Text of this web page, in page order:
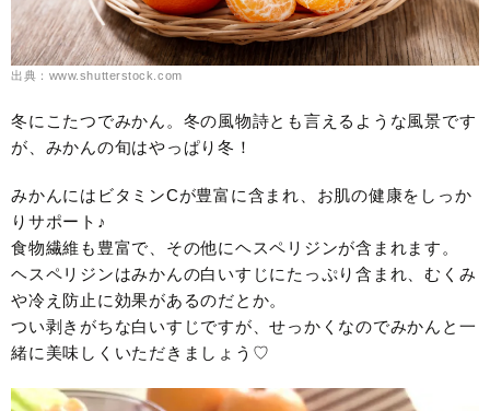
出典：www.shutterstock.com
冬にこたつでみかん。冬の風物詩とも言えるような風景です
が、みかんの旬はやっぱり冬！
みかんにはビタミンCが豊富に含まれ、お肌の健康をしっか
りサポート♪
食物繊維も豊富で、その他にヘスペリジンが含まれます。
ヘスペリジンはみかんの白いすじにたっぷり含まれ、むくみ
や冷え防止に効果があるのだとか。
つい剥きがちな白いすじですが、せっかくなのでみかんと一
緒に美味しくいただきましょう♡